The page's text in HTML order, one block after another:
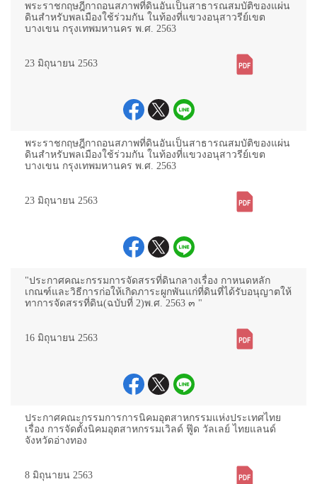
พระราชกฤษฎีกาถอนสภาพที่ดินอันเป็นสาธารณสมบัติของแผ่น
ดินสำหรับพลเมืองใช้ร่วมกัน ในท้องที่แขวงอนุสาวรีย์เขต
บางเขน กรุงเทพมหานคร พ.ศ. 2563
23 มิถุนายน 2563
พระราชกฤษฎีกาถอนสภาพที่ดินอันเป็นสาธารณสมบัติของแผ่น
ดินสำหรับพลเมืองใช้ร่วมกัน ในท้องที่แขวงอนุสาวรีย์เขต
บางเขน กรุงเทพมหานคร พ.ศ. 2563
23 มิถุนายน 2563
"ประกาศคณะกรรมการจัดสรรที่ดินกลางเรื่อง กาหนดหลัก
เกณฑ์และวิธีการก่อให้เกิดภาระผูกพันแก่ที่ดินที่ได้รับอนุญาตให้
ทาการจัดสรรที่ดิน(ฉบับที่ 2)พ.ศ. 2563 ๓ "
16 มิถุนายน 2563
ประกาศคณะกรรมการการนิคมอุตสาหกรรมแห่งประเทศไทย
เรื่อง การจัดตั้งนิคมอุตสาหกรรมเวิลด์ ฟู๊ด วัลเลย์ ไทยแลนด์
จังหวัดอ่างทอง
8 มิถุนายน 2563